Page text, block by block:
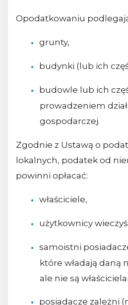
Opodatkowaniu
grunty,
budynki (lub ich
budowle lub ich
prowadzeniem
gospodarczej.
Zgodnie z Ustawą o
lokalnych, podatek od
powinni opłacać:
właściciele,
użytkownicy
samoistni
które władają daną
ale nie są
posiadacze zależni